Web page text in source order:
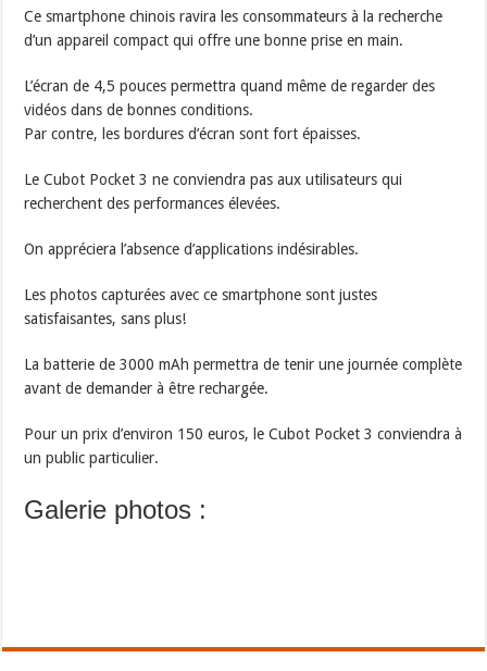
Ce smartphone chinois ravira les consommateurs à la recherche
d’un appareil compact qui offre une bonne prise en main.
L’écran de 4,5 pouces permettra quand même de regarder des
vidéos dans de bonnes conditions.
Par contre, les bordures d’écran sont fort épaisses.
Le Cubot Pocket 3 ne conviendra pas aux utilisateurs qui
recherchent des performances élevées.
On appréciera l’absence d’applications indésirables.
Les photos capturées avec ce smartphone sont justes
satisfaisantes, sans plus!
La batterie de 3000 mAh permettra de tenir une journée complète
avant de demander à être rechargée.
Pour un prix d’environ 150 euros, le Cubot Pocket 3 conviendra à
un public particulier.
Galerie photos :